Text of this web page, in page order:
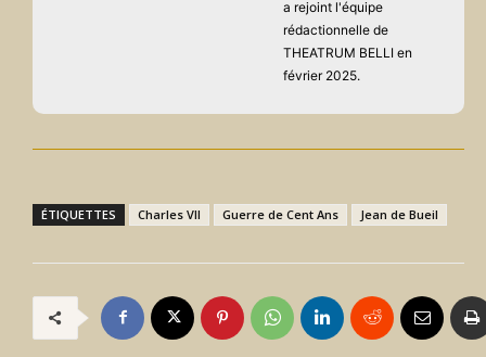
a rejoint l'équipe
rédactionnelle de
THEATRUM BELLI en
février 2025.
ÉTIQUETTES Charles VII Guerre de Cent Ans Jean de Bueil